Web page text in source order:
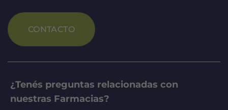
CONTACTO
¿Tenés preguntas relacionadas con
nuestras Farmacias?